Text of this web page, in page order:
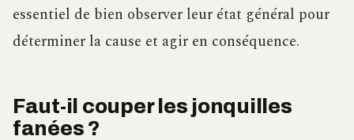
essentiel de bien observer leur état général pour
déterminer la cause et agir en conséquence.
Faut-il couper les jonquilles
fanées ?